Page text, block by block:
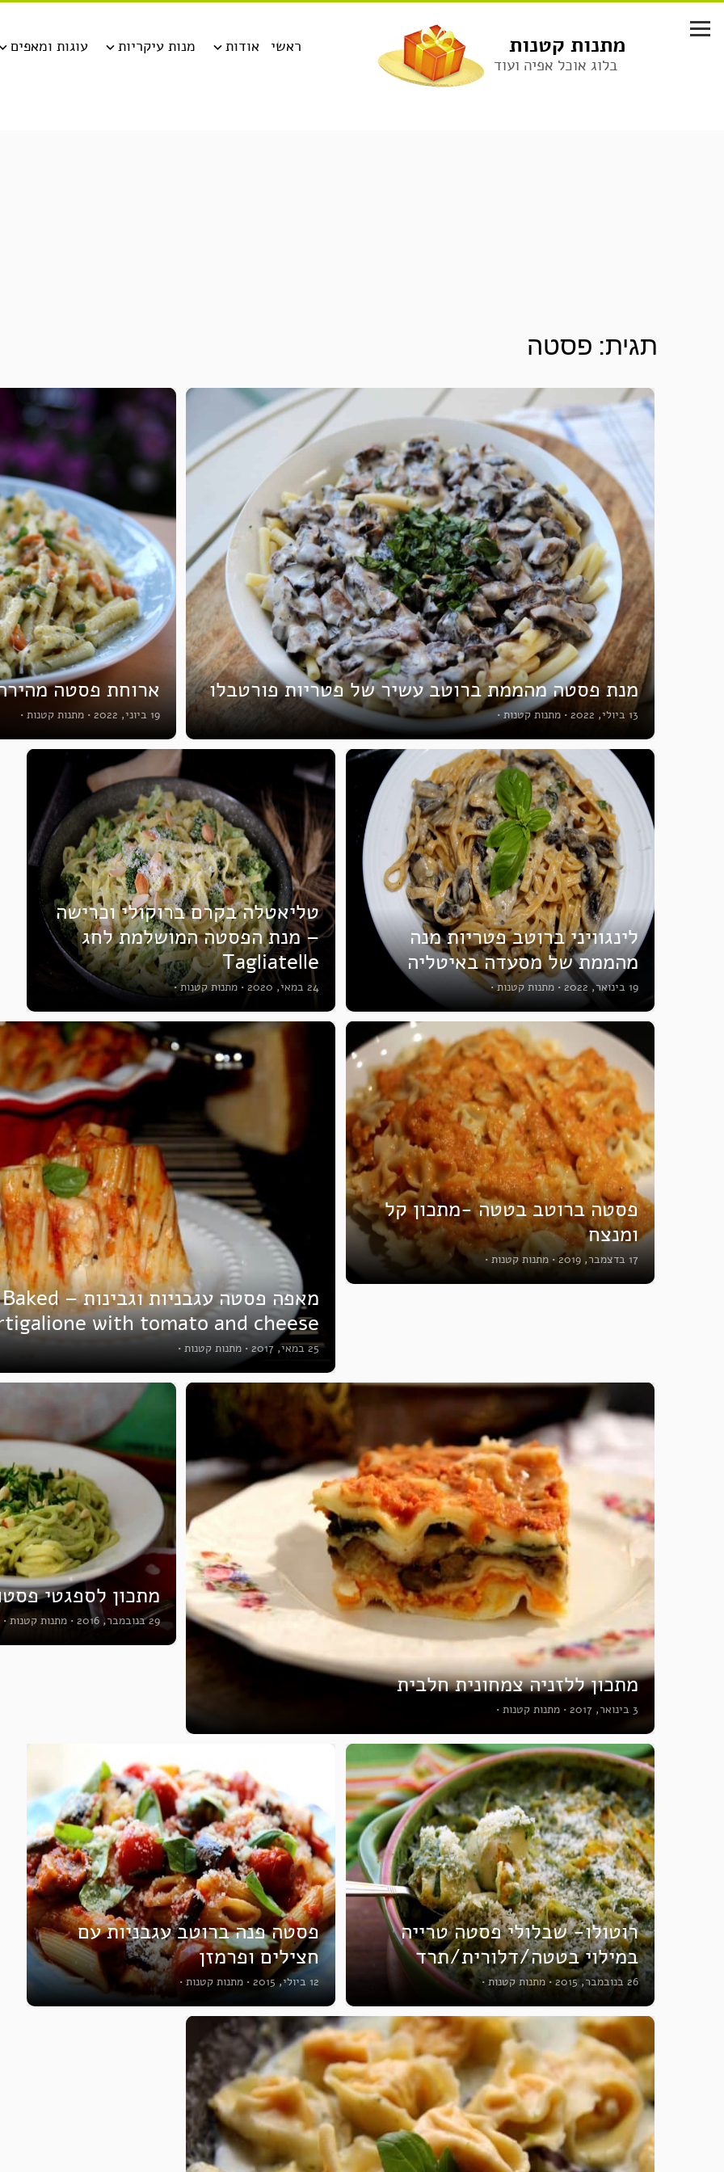
לתוכן
מתנות קטנות
בלוג אוכל אפיה ועוד
עוגות ומאפים מנות עיקריות אודות ראשי
תגית: פסטה
מנת פסטה מהממת ברוטב עשיר של פטריות פורטבלו
13 ביולי, 2022 • מתנות קטנות •
ארוחת פסטה
19 ביוני, 2022 • מתנות קטנות •
לינגוויני ברוטב פטריות מנה
מהממת של מסעדה באיטליה
19 בינואר, 2022 • מתנות קטנות •
טליאטלה בקרם ברוקולי וכרישה
– מנת הפסטה המושלמת לחג
Tagliatelle
24 במאי, 2020 • מתנות קטנות •
פסטה ברוטב בטטה -מתכון קל
ומנצח
17 בדצמבר, 2019 • מתנות קטנות •
מאפה פסטה עגבניות וגבינות – Baked
with tomato and cheese
25 במאי, 2017 • מתנות קטנות •
מתכון ללזניה צמחונית חלבית
3 בינואר, 2017 • מתנות קטנות •
מתכון לספגטי
29 בנובמבר, 2016 • מתנות קטנות •
רוטולו- שבלולי פסטה טרייה
במילוי בטטה/דלורית/תרד
26 בנובמבר, 2015 • מתנות קטנות •
פסטה פנה ברוטב עגבניות עם
חצילים ופרמזן
12 ביולי, 2015 • מתנות קטנות •